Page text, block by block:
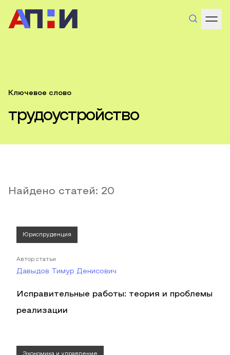
Ключевое слово
трудоустройство
Найдено статей: 20
Юриспруденция
Автор статьи
Давыдов Тимур Денисович
Исправительные работы: теория и проблемы
реализации
Экономика и управление